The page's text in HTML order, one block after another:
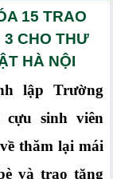
15 TRAO
3 CHO THƯ
HÀ NỘI
lập Trường
cựu sinh viên
thăm lại mái
và trao tặng